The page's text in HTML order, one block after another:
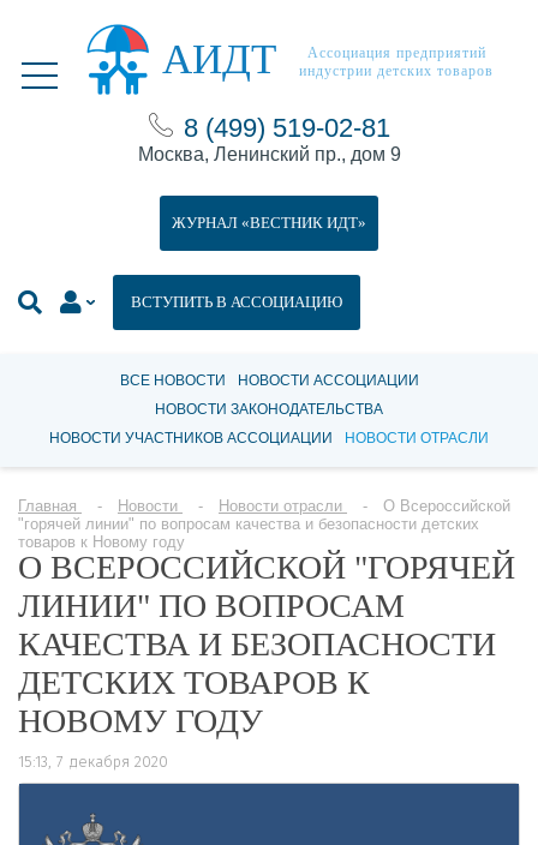
АИДТ
Ассоциация предприятий
индустрии детских товаров
8 (499) 519-02-81
Москва, Ленинский пр., дом 9
ВСТУПИТЬ В АССОЦИАЦИЮ
ЖУРНАЛ «ВЕСТНИК ИДТ»
ВСЕ НОВОСТИ
НОВОСТИ АССОЦИАЦИИ
НОВОСТИ ЗАКОНОДАТЕЛЬСТВА
НОВОСТИ УЧАСТНИКОВ АССОЦИАЦИИ
НОВОСТИ ОТРАСЛИ
Главная Новости Новости отрасли
О Всероссийской
"горячей линии" по вопросам качества и безопасности детских
товаров к Новому году
О ВСЕРОССИЙСКОЙ "ГОРЯЧЕЙ
ЛИНИИ" ПО ВОПРОСАМ
КАЧЕСТВА И БЕЗОПАСНОСТИ
ДЕТСКИХ ТОВАРОВ К
НОВОМУ ГОДУ
15:13, 7 декабря 2020